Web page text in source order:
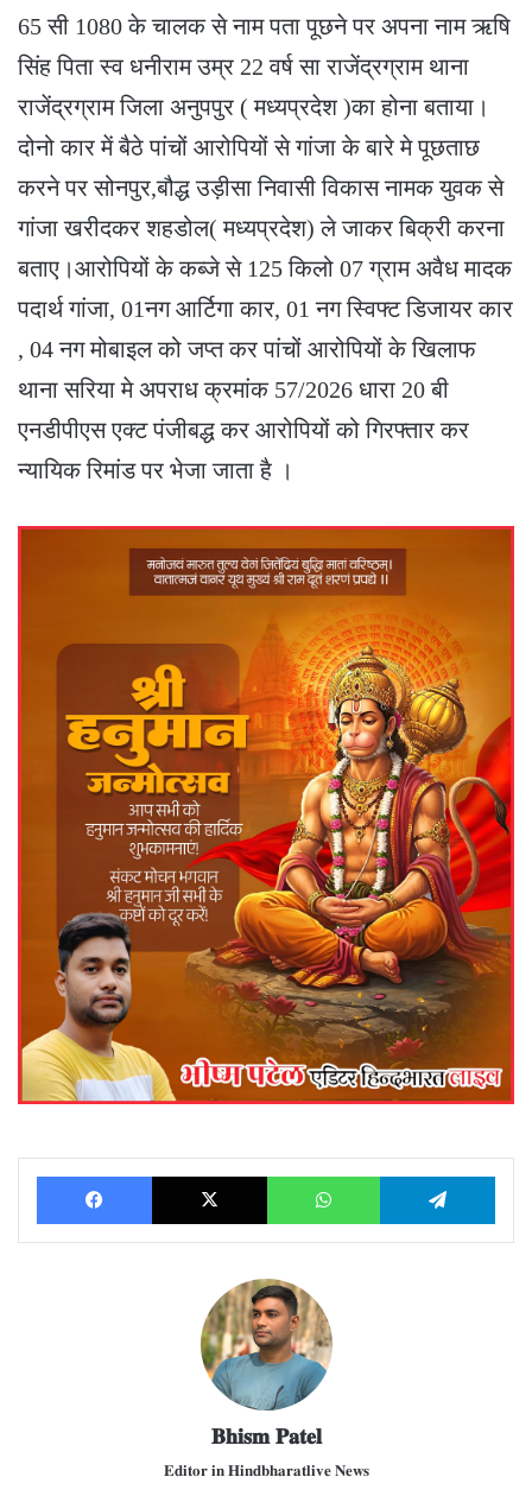
65 सी 1080 के चालक से नाम पता पूछने पर अपना नाम ऋषि
सिंह पिता स्व धनीराम उम्र 22 वर्ष सा राजेंद्रग्राम थाना
राजेंद्रग्राम जिला अनुपपुर ( मध्यप्रदेश )का होना बताया।
दोनो कार में बैठे पांचों आरोपियों से गांजा के बारे मे पूछताछ
करने पर सोनपुर,बौद्ध उड़ीसा निवासी विकास नामक युवक से
गांजा खरीदकर शहडोल( मध्यप्रदेश) ले जाकर बिक्री करना
बताए।आरोपियों के कब्जे से 125 किलो 07 ग्राम अवैध मादक
पदार्थ गांजा, 01नग आर्टिगा कार, 01 नग स्विफ्ट डिजायर कार
, 04 नग मोबाइल को जप्त कर पांचों आरोपियों के खिलाफ
थाना सरिया मे अपराध क्रमांक 57/2026 धारा 20 बी
एनडीपीएस एक्ट पंजीबद्ध कर आरोपियों को गिरफ्तार कर
न्यायिक रिमांड पर भेजा जाता है ।
Facebook X WhatsApp
𝐁𝐡𝐢𝐬𝐦 𝐏𝐚𝐭𝐞𝐥
𝐄𝐝𝐢𝐭𝐨𝐫 𝐢𝐧 𝐇𝐢𝐧𝐝𝐛𝐡𝐚𝐫𝐚𝐭𝐥𝐢𝐯𝐞 𝐍𝐞𝐰𝐬